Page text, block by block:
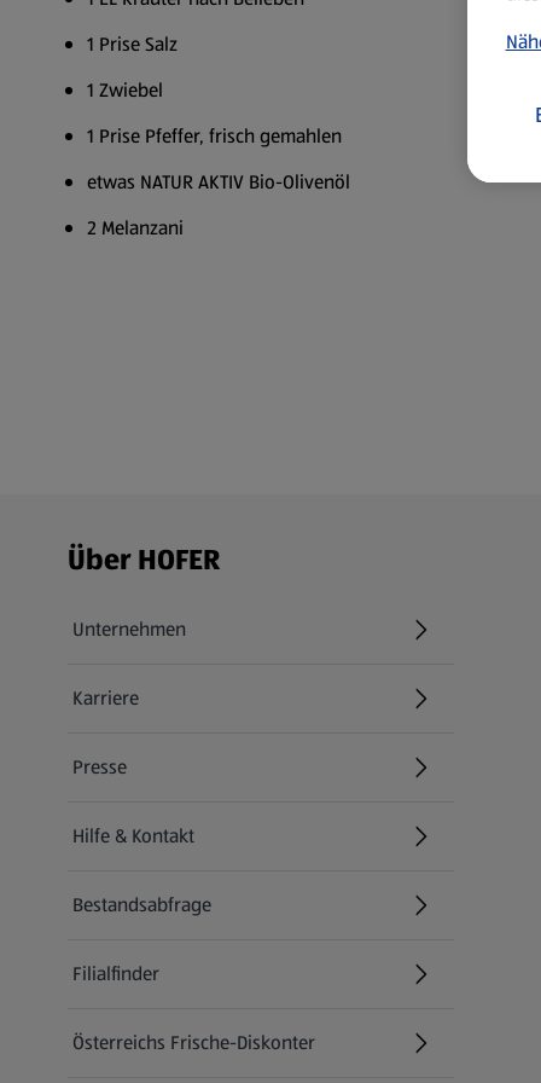
1 Prise Salz
1 Zwiebel
1 Prise Pfeffer, frisch gemahlen
etwas NATUR AKTIV Bio-Olivenöl
2 Melanzani
Fußzeilenmenü - weitere Links
Über HOFER
Unternehmen
Karriere
(öffnet in einem neuen Tab)
Presse
Hilfe & Kontakt
(öffnet in einem neuen Tab)
Bestandsabfrage
(öffnet in einem neuen Tab)
Filialfinder
Österreichs Frische-Diskonter